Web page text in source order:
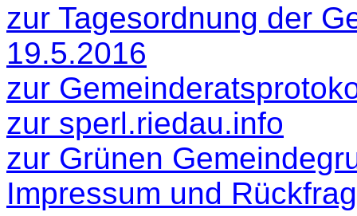
zur Tagesordnung der
19.5.2016
zur
zur sperl.riedau.info
zur Grünen
Impressum und